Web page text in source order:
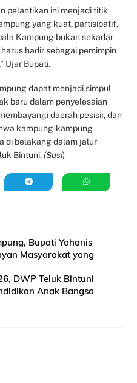
pelantikan ini menjadi titik
yang kuat, partisipatif,
Kampung bukan sekadar
hadir sebagai pemimpin
Ujar Bupati.
dapat menjadi simpul
baru dalam penyelesaian
daerah pesisir, dan
kampung-kampung
di belakang dalam jalur
Bintuni. (Susi)
Bupati Yohanis
Masyarakat yang
DWP Teluk Bintuni
Anak Bangsa